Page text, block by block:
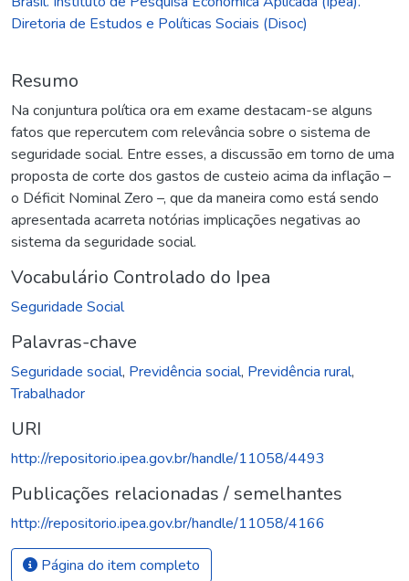
Diretoria de Estudos e Políticas Sociais (Disoc)
Resumo
Na conjuntura política ora em exame destacam-se alguns
fatos que repercutem com relevância sobre o sistema de
seguridade social. Entre esses, a discussão em torno de uma
proposta de corte dos gastos de custeio acima da inflação –
o Déficit Nominal Zero –, que da maneira como está sendo
apresentada acarreta notórias implicações negativas ao
sistema da seguridade social.
Vocabulário Controlado do Ipea
Seguridade Social
Palavras-chave
Seguridade social, Previdência social, Previdência rural,
Trabalhador
URI
http://repositorio.ipea.gov.br/handle/11058/4493
Publicações relacionadas / semelhantes
http://repositorio.ipea.gov.br/handle/11058/4166
Página do item completo